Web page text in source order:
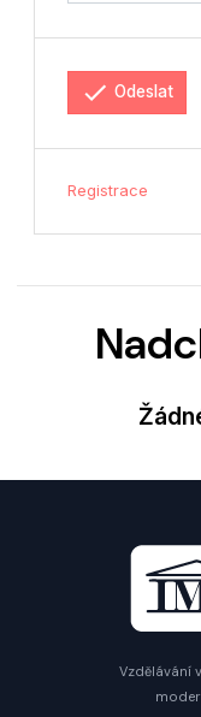
Odeslat
Registrace
Vzdělávání